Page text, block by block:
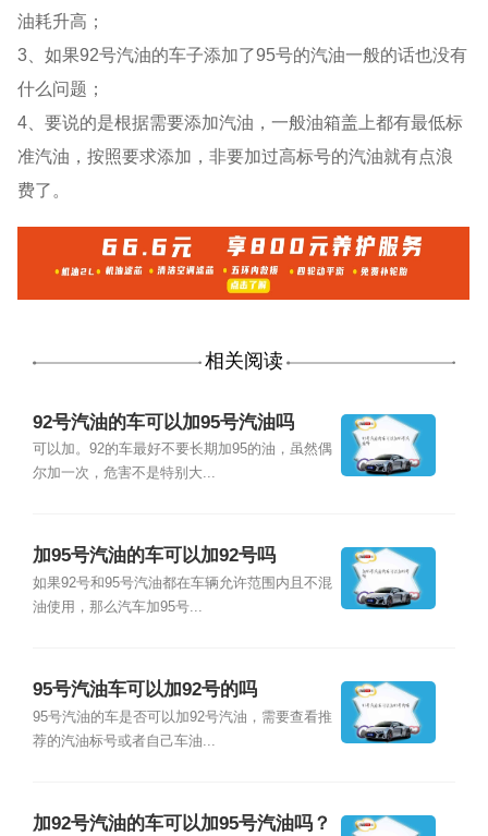
油耗升高；
3、如果92号汽油的车子添加了95号的汽油一般的话也没有
什么问题；
4、要说的是根据需要添加汽油，一般油箱盖上都有最低标
准汽油，按照要求添加，非要加过高标号的汽油就有点浪
费了。
相关阅读
92号汽油的车可以加95号汽油吗
可以加。92的车最好不要长期加95的油，虽然偶
尔加一次，危害不是特别大...
加95号汽油的车可以加92号吗
如果92号和95号汽油都在车辆允许范围内且不混
油使用，那么汽车加95号...
95号汽油车可以加92号的吗
95号汽油的车是否可以加92号汽油，需要查看推
荐的汽油标号或者自己车油...
加92号汽油的车可以加95号汽油吗？